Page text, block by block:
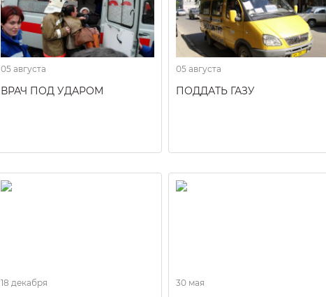
05 августа
ВРАЧ ПОД УДАРОМ
05 августа
ПОДДАТЬ ГАЗУ
18 декабря 30 мая